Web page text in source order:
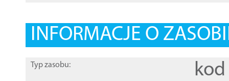
INFORMACJE O
Typ zasobu: kod